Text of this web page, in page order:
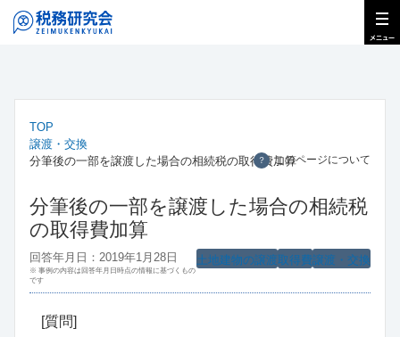
TOP
譲渡・交換
分筆後の一部を譲渡した場合の相続税の取得費加算
？ このページについて
分筆後の一部を譲渡した場合の相続税
の取得費加算
譲渡・交換
取得費
土地建物の譲渡
回答年月日：2019年1月28日
※ 事例の内容は回答年月日時点の情報に基づくもの
です
[質問]